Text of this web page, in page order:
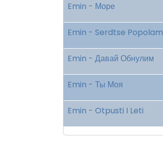
Emin - Море
Emin - Serdtse Popolam
Emin - Давай Обнулим
Emin - Ты Моя
Emin - Otpusti I Leti